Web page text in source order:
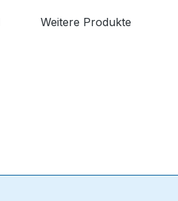
Weitere Produkte